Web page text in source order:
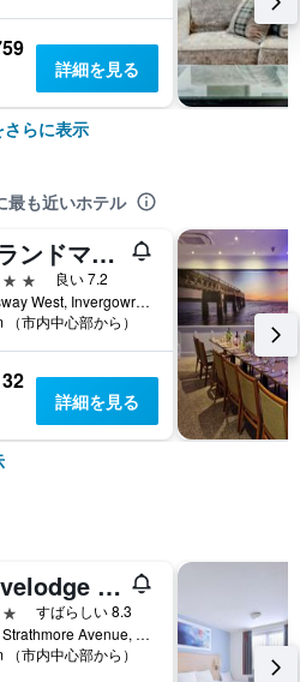
詳細を見る
らに表示
も近いホテル
ザ ランドマーク ホテル & SPA レジャー クラブ ダンディ バイ サンデー
良い 7.2
Kingsway West, Invergowrie, ダンディー, イギリス
（市内中心部から）
詳細を見る
Travelodge Dundee Strathmore Avenue
すばらしい 8.3
296A Strathmore Avenue, ダンディー, イギリス
（市内中心部から）